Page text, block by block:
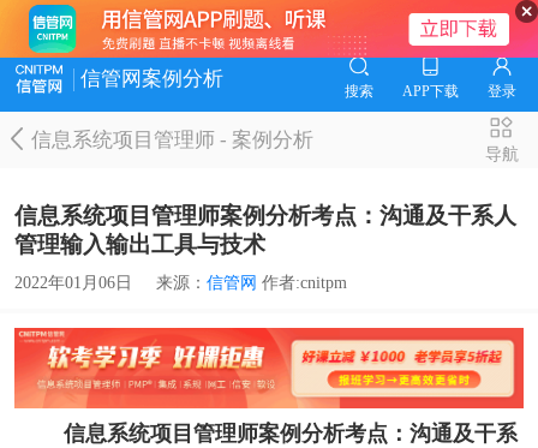
信管网案例分析
搜索 APP下载 登录
信息系统项目管理师- 案例分析
导航
信息系统项目管理师案例分析考点：沟通及干系人
管理输入输出工具与技术
2022年01月06日 来源： 信管网 作者:cnitpm
信息系统项目管理师案例分析考点：沟通及干系